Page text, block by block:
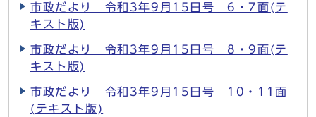
市政だより 令和3年9月15日号 6・7面(テ
キスト版)
市政だより 令和3年9月15日号 8・9面(テ
キスト版)
市政だより 令和3年9月15日号 10・11面
(テキスト版)